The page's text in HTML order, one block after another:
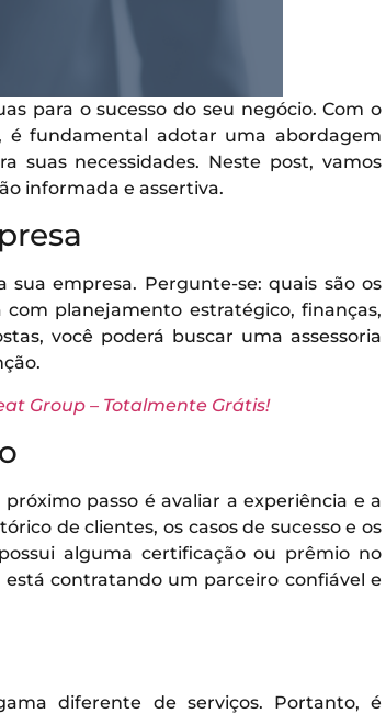
para o sucesso do seu negócio. Com o
é fundamental adotar uma abordagem
suas necessidades. Neste post, vamos
informada e assertiva.
empresa. Pergunte-se: quais são os
planejamento estratégico, finanças,
você poderá buscar uma assessoria
Group – Totalmente Grátis!
passo é avaliar a experiência e a
de clientes, os casos de sucesso e os
alguma certificação ou prêmio no
contratando um parceiro confiável e
diferente de serviços. Portanto, é